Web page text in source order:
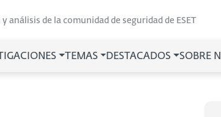
análisis de la comunidad de seguridad de ESET
TEMAS DESTACADOS SOBRE